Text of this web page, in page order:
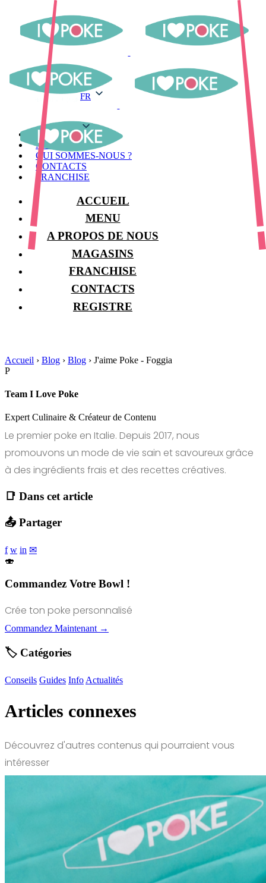
FR
MENU
MAGASINS
QUI SOMMES-NOUS ?
CONTACTS
FRANCHISE
ACCUEIL
MENU
A PROPOS DE NOUS
MAGASINS
FRANCHISE
CONTACTS
REGISTRE
Accueil › Blog › Blog › J'aime Poke - Foggia
P
Team I Love Poke
Expert Culinaire & Créateur de Contenu
Le premier poke en Italie. Depuis 2017, nous
promouvons un mode de vie sain et savoureux grâce
à des ingrédients frais et des recettes créatives.
📑 Dans cet article
📤 Partager
f w in ✉
🍣
Commandez Votre Bowl !
Crée ton poke personnalisé
Commandez Maintenant →
🏷️ Catégories
Conseils Guides Info Actualités
Articles connexes
Découvrez d'autres contenus qui pourraient vous
intéresser